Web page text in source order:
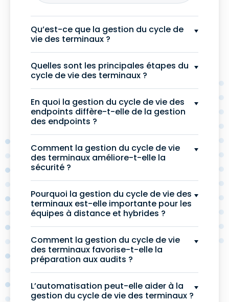
Qu’est-ce que la gestion du cycle de
vie des terminaux ?
Quelles sont les principales étapes du
cycle de vie des terminaux ?
En quoi la gestion du cycle de vie des
endpoints diffère-t-elle de la gestion
des endpoints ?
Comment la gestion du cycle de vie
des terminaux améliore-t-elle la
sécurité ?
Pourquoi la gestion du cycle de vie des
terminaux est-elle importante pour les
équipes à distance et hybrides ?
Comment la gestion du cycle de vie
des terminaux favorise-t-elle la
préparation aux audits ?
L’automatisation peut-elle aider à la
gestion du cycle de vie des terminaux ?